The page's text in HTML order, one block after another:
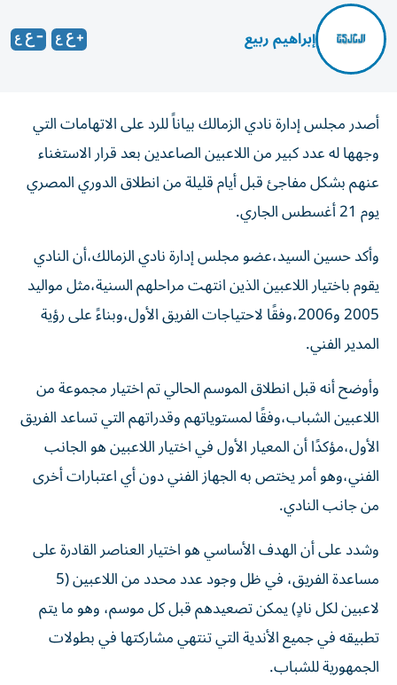
إبراهيم ربيع
أصدر مجلس إدارة نادي الزمالك بياناً للرد على الاتهامات التي
وجهها له عدد كبير من اللاعبين الصاعدين بعد قرار الاستغناء
عنهم بشكل مفاجئ قبل أيام قليلة من انطلاق الدوري المصري
يوم 21 أغسطس الجاري.
وأكد حسين السيد،عضو مجلس إدارة نادي الزمالك،أن النادي
يقوم باختيار اللاعبين الذين انتهت مراحلهم السنية،مثل مواليد
2005 و2006،وفقًا لاحتياجات الفريق الأول،وبناءً على رؤية
المدير الفني.
وأوضح أنه قبل انطلاق الموسم الحالي تم اختيار مجموعة من
اللاعبين الشباب،وفقًا لمستوياتهم وقدراتهم التي تساعد الفريق
الأول،مؤكدًا أن المعيار الأول في اختيار اللاعبين هو الجانب
الفني،وهو أمر يختص به الجهاز الفني دون أي اعتبارات أخرى
من جانب النادي.
وشدد على أن الهدف الأساسي هو اختيار العناصر القادرة على
مساعدة الفريق، في ظل وجود عدد محدد من اللاعبين (5
لاعبين لكل نادٍ) يمكن تصعيدهم قبل كل موسم، وهو ما يتم
تطبيقه في جميع الأندية التي تنتهي مشاركتها في بطولات
الجمهورية للشباب.